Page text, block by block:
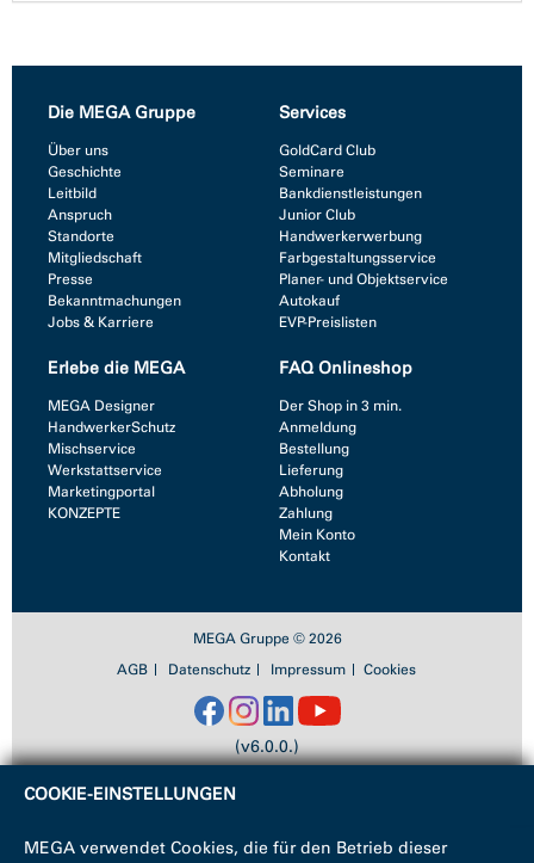
Die MEGA Gruppe
Über uns
Geschichte
Leitbild
Anspruch
Standorte
Mitgliedschaft
Presse
Bekanntmachungen
Jobs & Karriere
Services
GoldCard Club
Seminare
Bankdienstleistungen
Junior Club
Handwerkerwerbung
Farbgestaltungsservice
Planer- und Objektservice
Autokauf
EVP-Preislisten
Erlebe die MEGA
MEGA Designer
HandwerkerSchutz
Mischservice
Werkstattservice
Marketingportal
KONZEPTE
FAQ Onlineshop
Der Shop in 3 min.
Anmeldung
Bestellung
Lieferung
Abholung
Zahlung
Mein Konto
Kontakt
MEGA Gruppe © 2026
AGB
Datenschutz Impressum Cookies
(v6.0.0.)
COOKIE-EINSTELLUNGEN
MEGA verwendet Cookies, die für den Betrieb dieser